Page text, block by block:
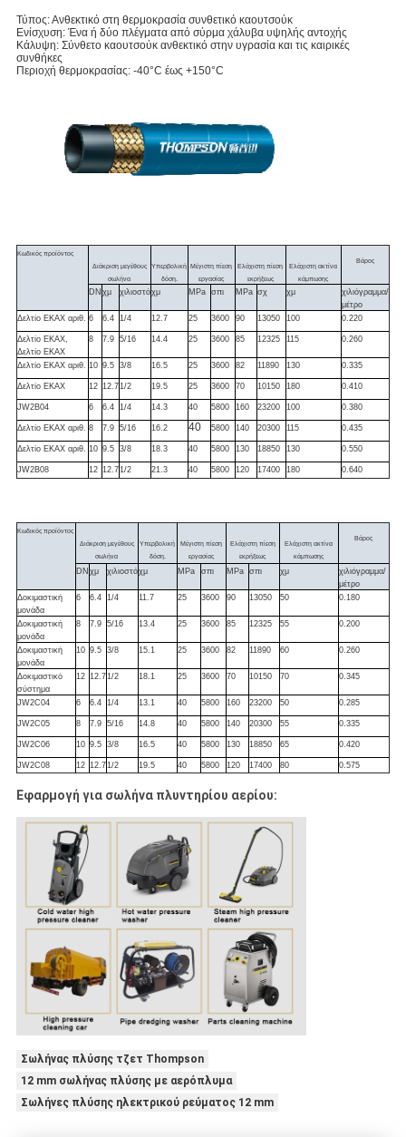
Τύπος: Ανθεκτικό στη θερμοκρασία συνθετικό καουτσούκ
Ενίσχυση: Ένα ή δύο πλέγματα από σύρμα χάλυβα υψηλής αντοχής
Κάλυψη: Σύνθετο καουτσούκ ανθεκτικό στην υγρασία και τις καιρικές
συνθήκες
Περιοχή θερμοκρασίας: -40°C έως +150°C
Κωδικός προϊόντος
Διάκριση μεγέθους
σωλήνα
Υπερβολική
δόση.
Μέγιστη πίεση
εργασίας
Ελάχιστη πίεση
εκρήξεως
Ελάχιστη ακτίνα
κάμπωσης
Βάρος
DN χμ χιλιοστόχμ MPa σπι MPa σχ χμ
χιλιόγραμμα/
μέτρο
Δελτίο ΕΚΑΧ αριθ. 6 6.4 1/4 12.7 25 3600 90 13050 100 0.220
Δελτίο ΕΚΑΧ,
Δελτίο ΕΚΑΧ
8 7.9 5/16 14.4 25 3600 85 12325 115 0.260
Δελτίο ΕΚΑΧ αριθ. 10 9.5 3/8 16.5 25 3600 82 11890 130 0.335
Δελτίο ΕΚΑΧ 12 12.71/2 19.5 25 3600 70 10150 180 0.410
JW2B04 6 6.4 1/4 14.3 40 5800 160 23200 100 0.380
Δελτίο ΕΚΑΧ αριθ. 8 7.9 5/16 16.2 40 5800 140 20300 115 0.435
Δελτίο ΕΚΑΧ αριθ. 10 9.5 3/8 18.3 40 5800 130 18850 130 0.550
JW2B08 12 12.71/2 21.3 40 5800 120 17400 180 0.640
Κωδικός προϊόντος
Διάκριση μεγέθους
σωλήνα
Υπερβολική
δόση.
Μέγιστη πίεση
εργασίας
Ελάχιστη πίεση
εκρήξεως
Ελάχιστη ακτίνα
κάμπωσης
Βάρος
DN χμ χιλιοστόχμ MPa σπι MPa σπι χμ
χιλιόγραμμα/
μέτρο
Δοκιμαστική
μονάδα
6 6.4 1/4 11.7 25 3600 90 13050 50 0.180
Δοκιμαστική
μονάδα
8 7.9 5/16 13.4 25 3600 85 12325 55 0.200
Δοκιμαστική
μονάδα
10 9.5 3/8 15.1 25 3600 82 11890 60 0.260
Δοκιμαστικό
σύστημα
12 12.71/2 18.1 25 3600 70 10150 70 0.345
JW2C04 6 6.4 1/4 13.1 40 5800 160 23200 50 0.285
JW2C05 8 7.9 5/16 14.8 40 5800 140 20300 55 0.335
JW2C06 10 9.5 3/8 16.5 40 5800 130 18850 65 0.420
JW2C08 12 12.71/2 19.5 40 5800 120 17400 80 0.575
Εφαρμογή για σωλήνα πλυντηρίου αερίου:
Σωλήνας πλύσης τζετ Thompson
12 mm σωλήνας πλύσης με αερόπλυμα
Σωλήνες πλύσης ηλεκτρικού ρεύματος 12 mm